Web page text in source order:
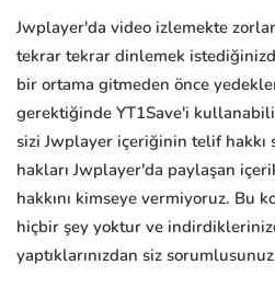
Jwplayer'da video izlemekte
tekrar tekrar dinlemek
bir ortama gitmeden önce
gerektiğinde YT1Save'i
sizi Jwplayer içeriğinin telif hakkı
hakları Jwplayer'da paylaşan
hakkını kimseye vermiyoruz. Bu
hiçbir şey yoktur ve
yaptıklarınızdan siz